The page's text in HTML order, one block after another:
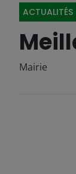
ACTUALITÉS
Mairie